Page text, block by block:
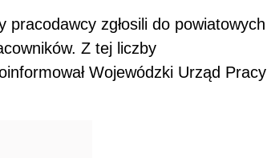
zgłosili do powiatowych
Z tej liczby
Wojewódzki Urząd Pracy